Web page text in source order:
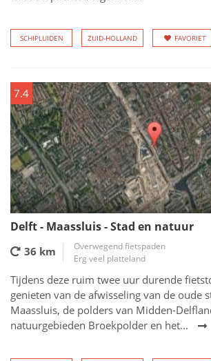
SCHIPLUIDEN ZUID-HOLLAND FAVORIET
7.4
Delft - Maassluis - Stad en natuur
36 km
Overwegend fietspaden
Erg veel platteland
Tijdens deze ruim twee uur durende
genieten van de afwisseling van de oude
Maassluis, de polders van Midden-
natuurgebieden Broekpolder en het...